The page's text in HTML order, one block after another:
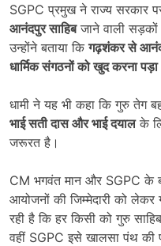
SGPC प्रमुख ने राज्य सरकार
आनंदपुर साहिबजाने वाली सड़कों
उन्होंने बताया किगढ़शंकर से
धार्मिक संगठनों को खुद करना पड़ा
धामी ने यह भी कहा कि गुरु तेग
भाई सती दास और भाई दयालके
जरूरत है।
CM भगवंत मान और SGPC के
आयोजनों की जिम्मेदारी को
रही है कि हर किसी को गुरु
वहीं SGPC इसे खालसा पंथ की